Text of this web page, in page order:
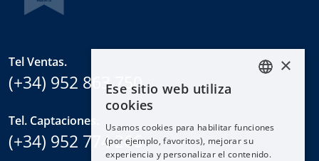
Tel Ventas.
(+34) 952 863 750
Tel. Captaciones.
(+34) 952 774 266
DEUTSCH
FRANÇAIS
×
Ese sitio web utiliza
cookies
Usamos cookies para habilitar funciones
(por ejemplo, favoritos), mejorar su
experiencia y personalizar el contenido.